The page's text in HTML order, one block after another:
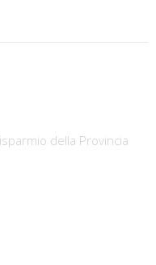
della Provincia